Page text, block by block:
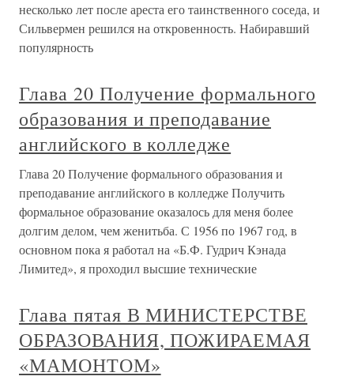
несколько лет после ареста его таинственного соседа, и
Сильвермен решился на откровенность. Набиравший
популярность
Глава 20 Получение формального
образования и преподавание
английского в колледже
Глава 20 Получение формального образования и
преподавание английского в колледже Получить
формальное образование оказалось для меня более
долгим делом, чем женитьба. С 1956 по 1967 год, в
основном пока я работал на «Б.Ф. Гудрич Кэнада
Лимитед», я проходил высшие технические
Глава пятая В МИНИСТЕРСТВЕ
ОБРАЗОВАНИЯ, ПОЖИРАЕМАЯ
«МАМОНТОМ»